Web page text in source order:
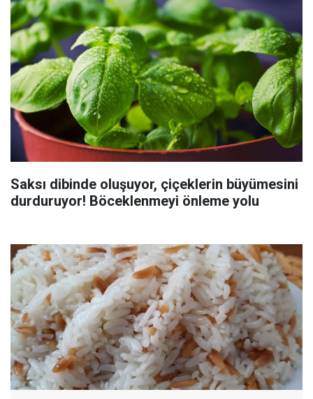
Saksı dibinde oluşuyor, çiçeklerin büyümesini
durduruyor! Böceklenmeyi önleme yolu